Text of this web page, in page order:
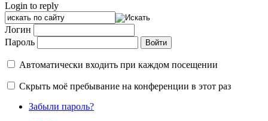
Login to reply
Логин
Пароль
Автоматически входить при каждом посещении
Скрыть моё пребывание на конференции в этот раз
Забыли пароль?